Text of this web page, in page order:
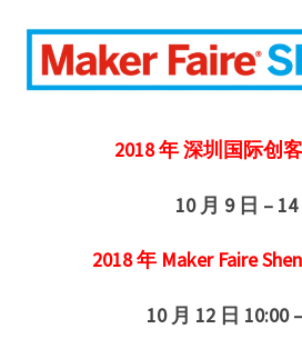
2018 年 深圳国际创
10 月 9 日 – 14
2018 年 Maker Faire
10 月 12 日 10:00